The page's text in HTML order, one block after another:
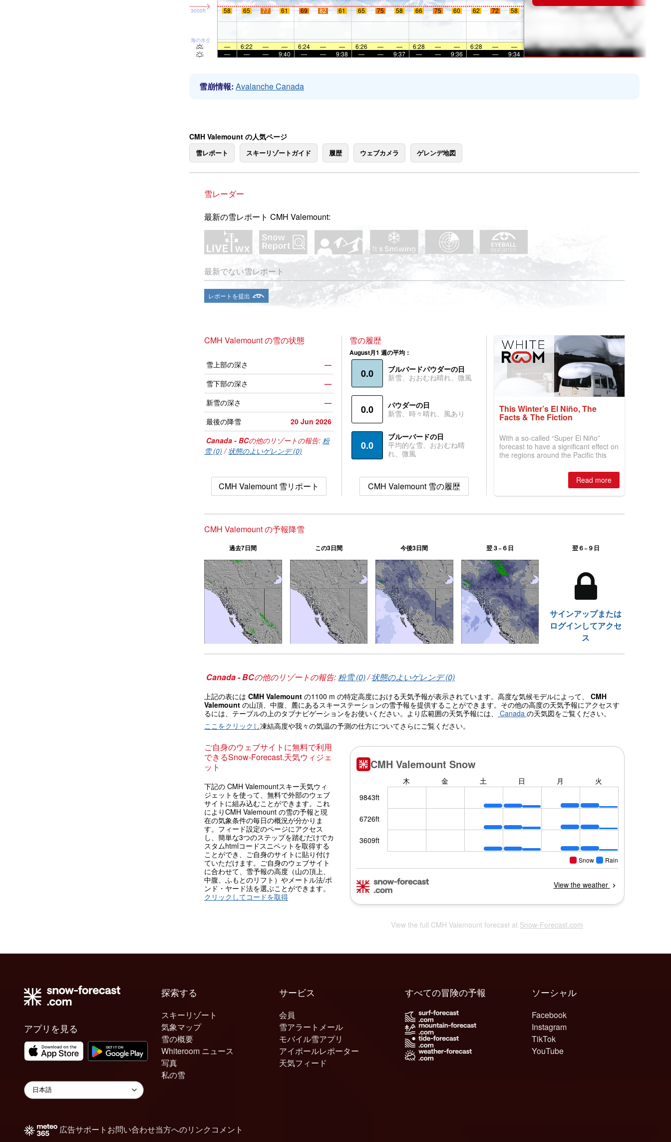
海の水位
3000ft 58 65 77 61 69 82 61 65 75 58 66 75 60 62 72 58
— 6:22 — — 6:24 — — 6:26 — — 6:28 — — 6:28 —
—
—
— — 9:40 — — 9:38 — — 9:37 — — 9:36 — — 9:34
雪崩情報: Avalanche Canada
CMH Valemount の人気ページ
雪レポート スキーリゾートガイド 履歴 ウェブカメラ ゲレンデ地図
雪レーダー
最新の雪レポート CMH Valemount:
最新でない雪レポート
レポートを提出
CMH Valemount の雪の状態
雪上部の深さ
—
雪下部の深さ
—
新雪の深さ
—
最後の降雪
20 Jun 2026
Canada - BCの他のリゾートの報告: 粉
雪 (0) /状態のよいゲレンデ (0)
CMH Valemount 雪リポート
雪の履歴
August月1 週の平均：
0.0
ブルバードパウダーの日
新雪、おおむね晴れ、微風
0.0
パウダーの日
新雪、時々晴れ、風あり
0.0
ブルーバードの日
平均的な雪、おおむね晴
れ、微風
CMH Valemount 雪の履歴
This Winter’s El Niño, The
Facts & The Fiction
With a so-called “Super El Niño”
forecast to have a significant effect on
the regions around the Pacific this
is simple: book now or wait, and
where are the best odds?Read more
CMH Valemount の予報降雪
過去7日間 この3日間 今後3日間 翌３−６日 翌６−９日
サインアップまたは
ログインしてアクセ
ス
Canada - BCの他のリゾートの報告:粉雪 (0)/状態のよいゲレンデ (0)
上記の表には CMH Valemount の1100 m の特定高度における天気予報が表示されています。高度な気候モデルによって、
CMH
Valemount の山頂、中腹、麓にあるスキーステーションの雪予報を提供することができます。その他の高度の天気予報にアクセスす
るには、テーブルの上のタブナビゲーションをお使いください。より広範囲の天気予報には、
Canada の天気図をご覧ください。
ここをクリックし凍結高度や我々の気温の予測の仕方についてさらにご覧ください。
ご自身のウェブサイトに無料で利用
できるSnow-Forecast.天気ウィジェ
ット
下記の CMH Valemountスキー天気ウィ
ジェットを使って、無料で外部のウェブ
サイトに組み込むことができます。これ
によりCMH Valemount の雪の予報と現
在の気象条件の毎日の概況が分かりま
す。フィード設定のページにアクセス
し、簡単な3つのステップを踏むだけでカ
スタムhtmlコードスニペットを取得する
ことができ、ご自身のサイトに貼り付け
ていただけます。ご自身のウェブサイト
に合わせて、雪予報の高度（山の頂上、
中腹、ふもとのリフト）やメートル法/ポ
ンド・ヤード法を選ぶことができます。
クリックしてコードを取得
View the full CMH Valemount forecast at Snow-Forecast.com
アプリを見る
探索する
スキーリゾート
気象マップ
雪の概要
Whiteroom ニュース
写真
私の雪
サービス
会員
雪アラートメール
モバイル雪アプリ
アイボールレポーター
天気フィード
ソーシャル
Facebook
Instagram
TikTok
YouTube
すべての冒険の予報
広告サポート お問い合わせ当方へのリンク コメント